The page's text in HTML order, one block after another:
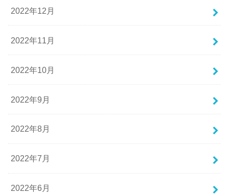
2022年12月
2022年11月
2022年10月
2022年9月
2022年8月
2022年7月
2022年6月